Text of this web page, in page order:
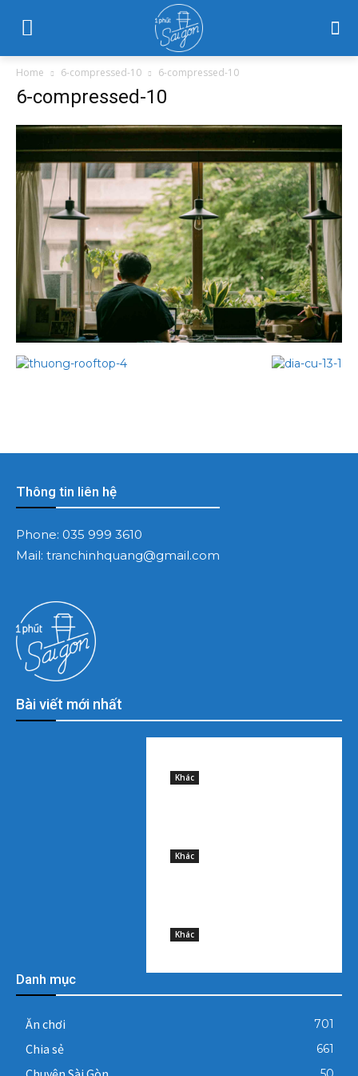
Home 6-compressed-10 6-compressed-10
6-compressed-10
Bài viết mới nhất
Khác
Khác
Khác
Danh mục
Ăn chơi 701
Chia sẻ 661
Thông tin liên hệ
Phone: 035 999 3610
Mail: tranchinhquang@gmail.com